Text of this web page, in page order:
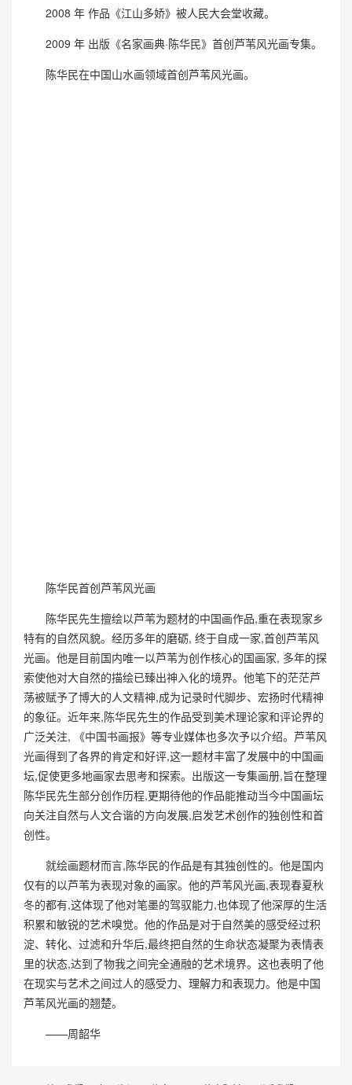
2008 年 作品《江山多娇》被人民大会堂收藏。
2009 年 出版《名家画典·陈华民》首创芦苇风光画专集。
陈华民在中国山水画领域首创芦苇风光画。
陈华民首创芦苇风光画
陈华民先生擅绘以芦苇为题材的中国画作品,重在表现家乡
特有的自然风貌。经历多年的磨砺, 终于自成一家,首创芦苇风
光画。他是目前国内唯一以芦苇为创作核心的国画家, 多年的探
索使他对大自然的描绘已臻出神入化的境界。他笔下的茫茫芦
荡被赋予了博大的人文精神,成为记录时代脚步、宏扬时代精神
的象征。近年来,陈华民先生的作品受到美术理论家和评论界的
广泛关注, 《中国书画报》等专业媒体也多次予以介绍。芦苇风
光画得到了各界的肯定和好评,这一题材丰富了发展中的中国画
坛,促使更多地画家去思考和探索。出版这一专集画册,旨在整理
陈华民先生部分创作历程,更期待他的作品能推动当今中国画坛
向关注自然与人文合谐的方向发展,启发艺术创作的独创性和首
创性。
就绘画题材而言,陈华民的作品是有其独创性的。他是国内
仅有的以芦苇为表现对象的画家。他的芦苇风光画,表现春夏秋
冬的都有,这体现了他对笔墨的驾驭能力,也体现了他深厚的生活
积累和敏锐的艺术嗅觉。他的作品是对于自然美的感受经过积
淀、转化、过滤和升华后,最终把自然的生命状态凝聚为表情表
里的状态,达到了物我之间完全通融的艺术境界。这也表明了他
在现实与艺术之间过人的感受力、理解力和表现力。他是中国
芦苇风光画的翘楚。
——周韶华